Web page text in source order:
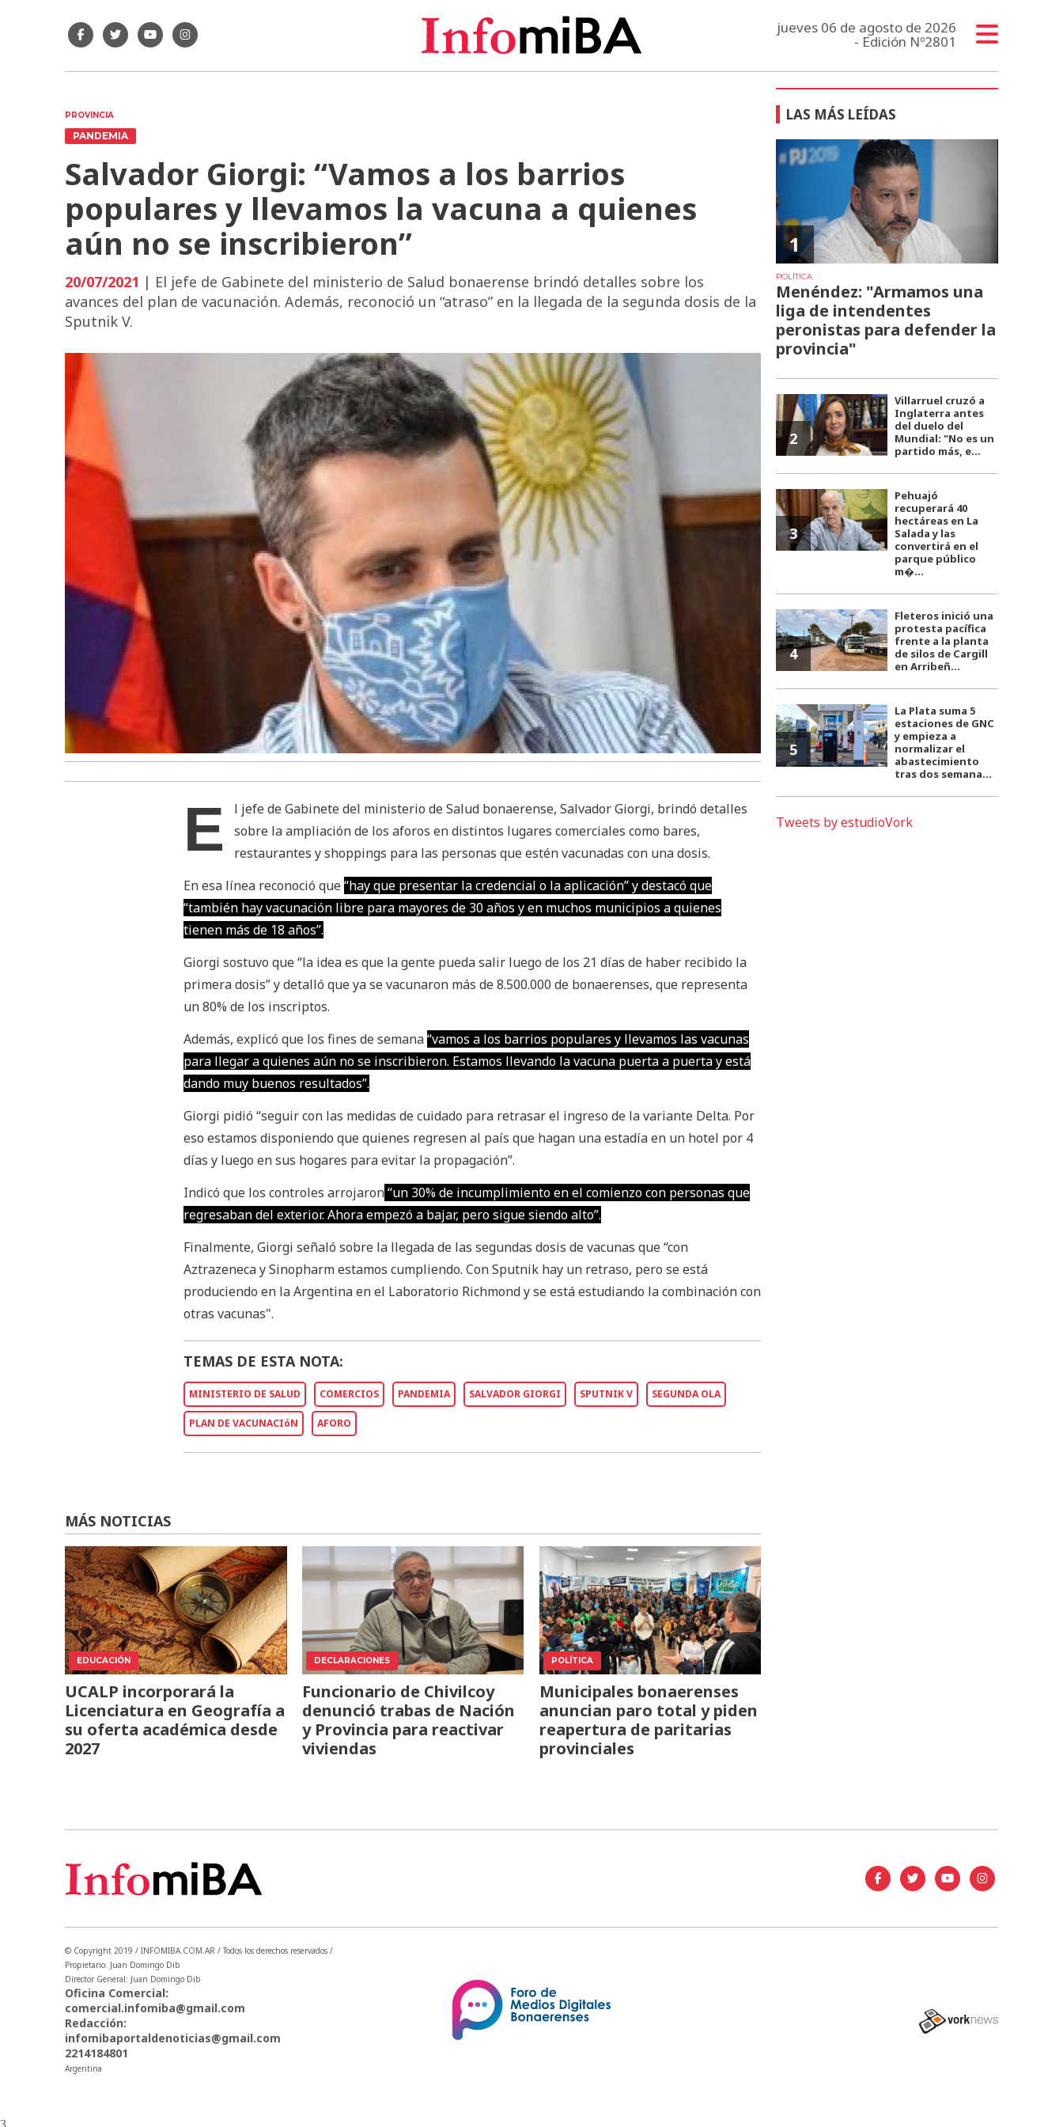
jueves 06 de agosto de 2026
- Edición Nº2801
PROVINCIA
PANDEMIA
Salvador Giorgi: “Vamos a los barrios
populares y llevamos la vacuna a quienes
aún no se inscribieron”
20/07/2021 | El jefe de Gabinete del ministerio de Salud bonaerense brindó detalles sobre los
avances del plan de vacunación. Además, reconoció un “atraso” en la llegada de la segunda dosis de la
Sputnik V.
E
l jefe de Gabinete del ministerio de Salud bonaerense, Salvador Giorgi, brindó detalles
sobre la ampliación de los aforos en distintos lugares comerciales como bares,
restaurantes y shoppings para las personas que estén vacunadas con una dosis.
En esa línea reconoció que“hay que presentar la credencial o la aplicación” y destacó que
“también hay vacunación libre para mayores de 30 años y en muchos municipios a quienes
tienen más de 18 años”.
Giorgi sostuvo que “la idea es que la gente pueda salir luego de los 21 días de haber recibido la
primera dosis” y detalló que ya se vacunaron más de 8.500.000 de bonaerenses, que representa
un 80% de los inscriptos.
Además, explicó que los fines de semana“vamos a los barrios populares y llevamos las vacunas
para llegar a quienes aún no se inscribieron. Estamos llevando la vacuna puerta a puerta y está
dando muy buenos resultados”.
Giorgi pidió “seguir con las medidas de cuidado para retrasar el ingreso de la variante Delta. Por
eso estamos disponiendo que quienes regresen al país que hagan una estadía en un hotel por 4
días y luego en sus hogares para evitar la propagación”.
Indicó que los controles arrojaron“un 30% de incumplimiento en el comienzo con personas que
regresaban del exterior. Ahora empezó a bajar, pero sigue siendo alto”.
Finalmente, Giorgi señaló sobre la llegada de las segundas dosis de vacunas que “con
Aztrazeneca y Sinopharm estamos cumpliendo. Con Sputnik hay un retraso, pero se está
produciendo en la Argentina en el Laboratorio Richmond y se está estudiando la combinación con
otras vacunas".
TEMAS DE ESTA NOTA:
MINISTERIO DE SALUD COMERCIOS PANDEMIA SALVADOR GIORGI SPUTNIK V SEGUNDA OLA
PLAN DE VACUNACIóN AFORO
MÁS NOTICIAS
EDUCACIÓN
UCALP incorporará la
Licenciatura en Geografía a
su oferta académica desde
2027
DECLARACIONES
Funcionario de Chivilcoy
denunció trabas de Nación
y Provincia para reactivar
viviendas
POLÍTICA
Municipales bonaerenses
anuncian paro total y piden
reapertura de paritarias
provinciales
LAS MÁS LEÍDAS
1
POLÍTICA
Menéndez: "Armamos una
liga de intendentes
peronistas para defender la
provincia"
2
Villarruel cruzó a
Inglaterra antes
del duelo del
Mundial: "No es un
partido más, e...
3
Pehuajó
recuperará 40
hectáreas en La
Salada y las
convertirá en el
parque público
m�...
4
Fleteros inició una
protesta pacífica
frente a la planta
de silos de Cargill
en Arribeñ...
5
La Plata suma 5
estaciones de GNC
y empieza a
normalizar el
abastecimiento
tras dos semana...
Tweets by estudioVork
© Copyright 2019 / INFOMIBA.COM.AR / Todos los derechos reservados /
Propietario: Juan Domingo Dib
Director General: Juan Domingo Dib
Oficina Comercial:
comercial.infomiba@gmail.com
Redacción:
infomibaportaldenoticias@gmail.com
2214184801
Argentina